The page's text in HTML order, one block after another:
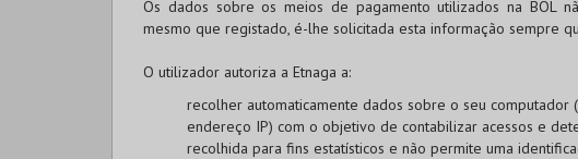
Os dados sobre os meios de pagamento utilizados na BOL
mesmo que registado, é-lhe solicitada esta informação sempre
O utilizador autoriza a Etnaga a:
recolher automaticamente dados sobre o seu computador
endereço IP) com o objetivo de contabilizar acessos e
recolhida para fins estatísticos e não permite uma